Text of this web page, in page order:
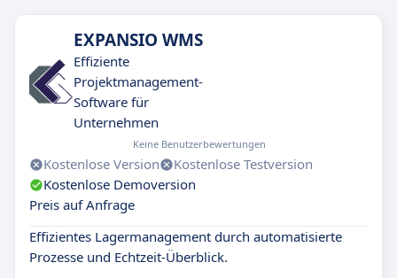
EXPANSIO WMS
Effiziente
Projektmanagement-
Software für
Unternehmen
Keine Benutzerbewertungen
Kostenlose Version
Kostenlose Testversion
Kostenlose Demoversion
Preis auf Anfrage
Effizientes Lagermanagement durch automatisierte
Prozesse und Echtzeit-Überblick.